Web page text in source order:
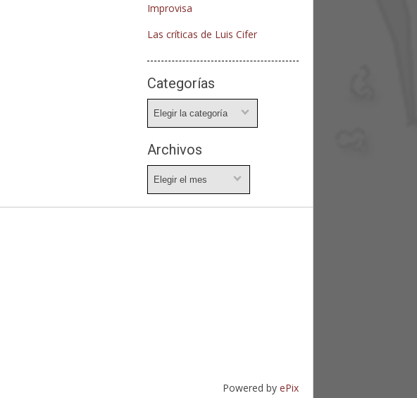
Improvisa
Las críticas de Luis Cifer
Categorías
Archivos
Powered by ePix